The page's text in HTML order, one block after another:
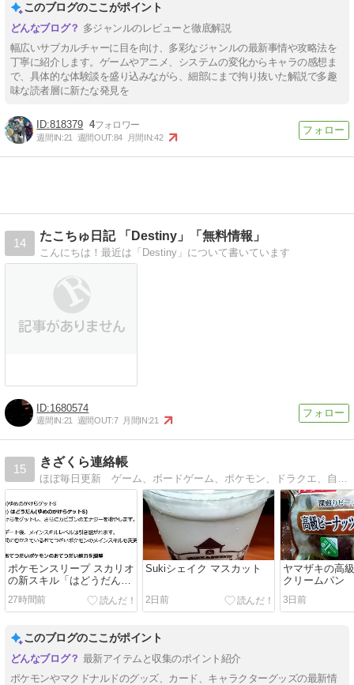
このブログのここがポイント
多ジャンルのレビューと徹底解説
幅広いサブカルチャーに目を向け、多彩なジャンルの最新事情や攻略法を
丁寧に紹介します。ゲームやアニメ、システムの変化からキャラの感想ま
で、具体的な体験談を盛り込みながら、細部にまで拘り抜いた解説で多趣
味な読者層に新たな発見を
818379 4
週間IN:21 週間OUT:84 月間IN:42
14
たこちゅ日記 「Destiny」「無料情報」
こんにちは！最近は「Destiny」について書いています
1680574
週間IN:21 週間OUT:7 月間IN:21
15
きざくら連絡帳
ほぼ毎日更新 ゲーム、ボードゲーム、ポケモン、ドラクエ、自転車など趣味に関するブログです。
ポケモンスリープ スカリオ
の新スキル「はどうだん」
について
27時間前
Sukiシェイク マスカット
2日前
ヤマザキの高
クリームパン
3日前
このブログのここがポイント
最新アイテムと収集のポイント紹介
ポケモンやマクドナルドのグッズ、カード、キャラクターグッズの最新情